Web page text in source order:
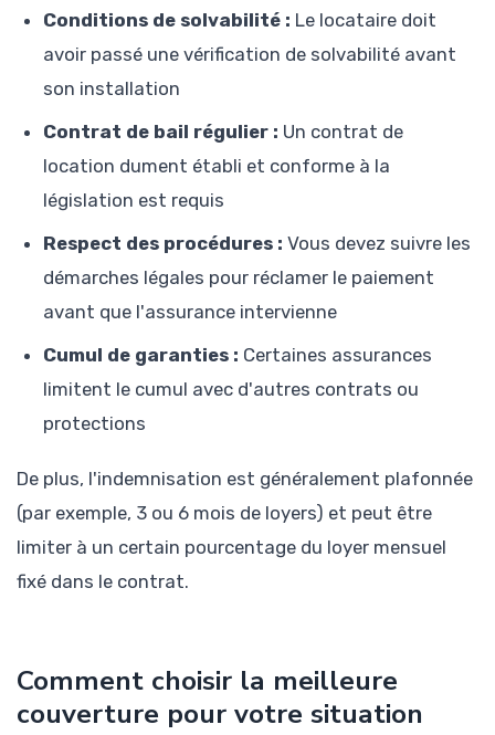
Conditions de solvabilité : Le locataire doit
avoir passé une vérification de solvabilité avant
son installation
Contrat de bail régulier : Un contrat de
location dument établi et conforme à la
législation est requis
Respect des procédures : Vous devez suivre les
démarches légales pour réclamer le paiement
avant que l'assurance intervienne
Cumul de garanties : Certaines assurances
limitent le cumul avec d'autres contrats ou
protections
De plus, l'indemnisation est généralement plafonnée
(par exemple, 3 ou 6 mois de loyers) et peut être
limiter à un certain pourcentage du loyer mensuel
fixé dans le contrat.
Comment choisir la meilleure
couverture pour votre situation